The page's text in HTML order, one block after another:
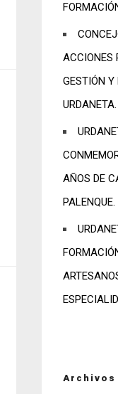
ACCIONES
GESTIÓN Y
URDANETA.
AÑOS DE
PALENQUE.
Archivos